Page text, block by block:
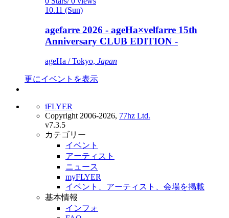
10.11 (Sun)
agefarre 2026 - ageHa×velfarre 15th
Anniversary CLUB EDITION -
ageHa / Tokyo, Japan
更にイベントを表示
iFLYER
Copyright 2006-2026, 77hz Ltd.
v7.3.5
カテゴリー
イベント
アーティスト
ニュース
myFLYER
イベント、アーティスト、会場を掲載
基本情報
インフォ